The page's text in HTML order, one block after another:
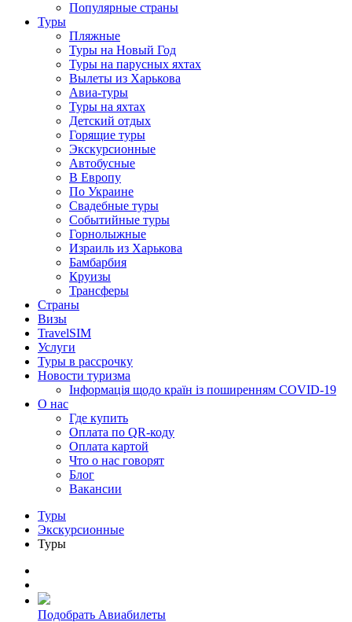
Популярные страны
Туры
Пляжные
Туры на Новый Год
Туры на парусных яхтах
Вылеты из Харькова
Авиа-туры
Туры на яхтах
Детский отдых
Горящие туры
Экскурсионные
Автобусные
В Европу
По Украине
Свадебные туры
Событийные туры
Горнолыжные
Израиль из Харькова
Бамбарбия
Круизы
Трансферы
Страны
Визы
TravelSIM
Услуги
Туры в рассрочку
Новости туризма
Інформація щодо країн із поширенням COVID-19
О нас
Где купить
Оплата по QR-коду
Оплата картой
Что о нас говорят
Блог
Вакансии
Туры
Экскурсионные
Туры
Подобрать Авиабилеты